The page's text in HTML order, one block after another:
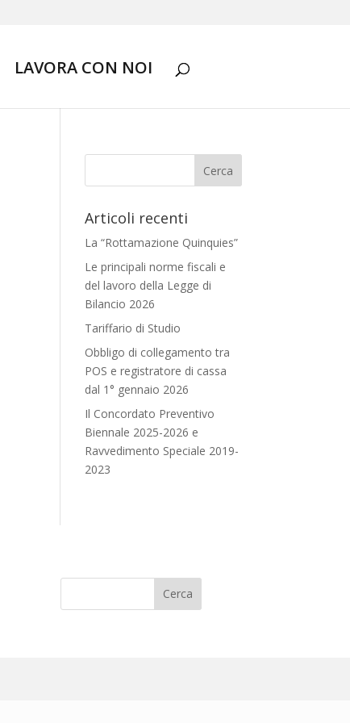
LAVORA CON NOI
Articoli recenti
La “Rottamazione Quinquies”
Le principali norme fiscali e
del lavoro della Legge di
Bilancio 2026
Tariffario di Studio
Obbligo di collegamento tra
POS e registratore di cassa
dal 1° gennaio 2026
Il Concordato Preventivo
Biennale 2025-2026 e
Ravvedimento Speciale 2019-
2023